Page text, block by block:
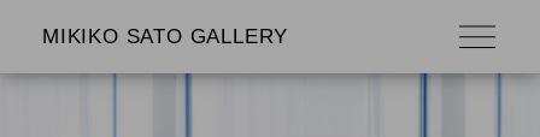
MIKIKO SATO GALLERY